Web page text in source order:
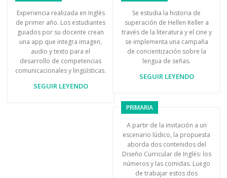
Experiencia realizada en Inglés
de primer año. Los estudiantes
guiados por su docente crean
una app que integra imagen,
audio y texto para el
desarrollo de competencias
comunicacionales y lingüísticas.
SEGUIR LEYENDO
Se estudia la historia de
superación de Hellen Keller a
través de la literatura y el cine y
se implementa una campaña
de concientización sobre la
lengua de señas.
SEGUIR LEYENDO
PRIMARIA
A partir de la invitación a un
escenario lúdico, la propuesta
aborda dos contenidos del
Diseño Curricular de Inglés: los
números y las comidas. Luego
de trabajar estos dos